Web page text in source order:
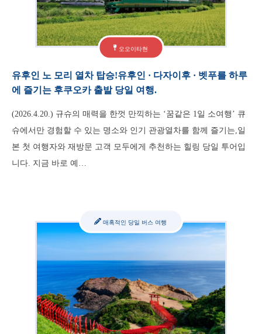
오오이타현
유후인 노 모리 열차 탑승!유후인 · 다자이후 · 벳푸를 하루
에 즐기는 후쿠오카 출발 당일 여행.
(2026.4.20.) 규슈의 매력을 한껏 만끽하는 ‘꿈같은 1일 소여행’ 큐
슈에서만 경험할 수 있는 명소와 인기 관광열차를 함께 즐기는,일
본 첫 여행자와 재방문 고객 모두에게 추천하는 힐링 당일 투어입
니다. 지금 바로 예…
매혹적인 당일 버스 여행